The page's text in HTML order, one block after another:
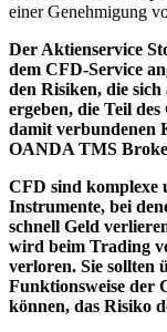
einer Genehmigung
Der Aktienservice
dem CFD-Service
den Risiken, die sich
ergeben, die Teil
damit verbundenen
OANDA TMS
CFD sind komplexe
Instrumente, bei
schnell Geld
wird beim Trading
verloren. Sie sollten
Funktionsweise der
können, das Risiko